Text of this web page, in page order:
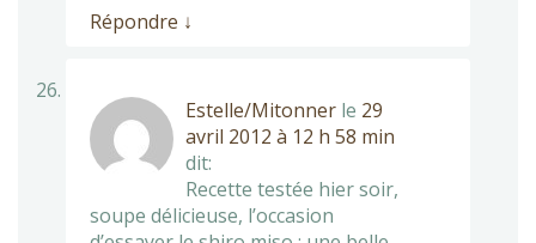
Répondre ↓
Estelle/Mitonner le 29
avril 2012 à 12 h 58 min
dit:
Recette testée hier soir,
soupe délicieuse, l’occasion